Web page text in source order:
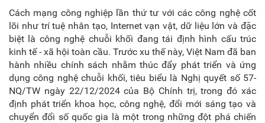
Cách mạng công nghiệp lần thứ tư với các công nghệ cốt
lõi như trí tuệ nhân tạo, Internet vạn vật, dữ liệu lớn và đặc
biệt là công nghệ chuỗi khối đang tái định hình cấu trúc
kinh tế - xã hội toàn cầu. Trước xu thế này, Việt Nam đã ban
hành nhiều chính sách nhằm thúc đẩy phát triển và ứng
dụng công nghệ chuỗi khối, tiêu biểu là Nghị quyết số 57-
NQ/TW ngày 22/12/2024 của Bộ Chính trị, trong đó xác
định phát triển khoa học, công nghệ, đổi mới sáng tạo và
chuyển đổi số quốc gia là một trong những đột phá chiến